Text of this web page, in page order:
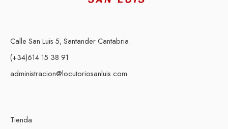
Calle San Luis 5, Santander Cantabria.
(+34)614 15 38 91
administracion@locutoriosanluis.com
Tienda